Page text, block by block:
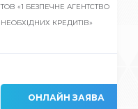
ТОВ «1 БЕЗПЕЧНЕ АГЕНТСТВО
НЕОБХІДНИХ КРЕДИТІВ»
ОНЛАЙН ЗАЯВА